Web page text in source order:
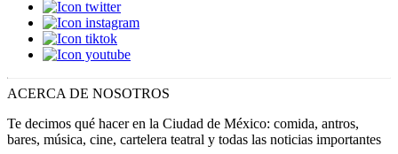
ACERCA DE NOSOTROS
Te decimos qué hacer en la Ciudad de México: comida, antros,
bares, música, cine, cartelera teatral y todas las noticias importantes